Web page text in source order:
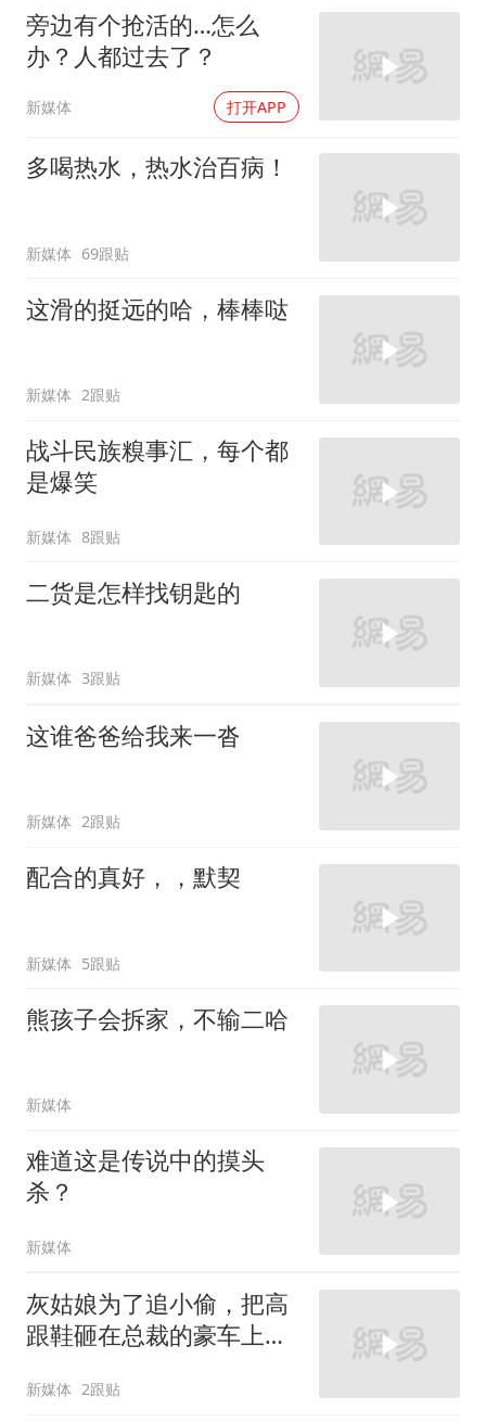
旁边有个抢活的…怎么
办？人都过去了？
新媒体 打开APP
多喝热水，热水治百病！
新媒体 69跟贴
这滑的挺远的哈，棒棒哒
新媒体 2跟贴
战斗民族糗事汇，每个都
是爆笑
新媒体 8跟贴
二货是怎样找钥匙的
新媒体 3跟贴
这谁爸爸给我来一沓
新媒体 2跟贴
配合的真好，，默契
新媒体 5跟贴
熊孩子会拆家，不输二哈
新媒体
难道这是传说中的摸头
杀？
新媒体
灰姑娘为了追小偷，把高
跟鞋砸在总裁的豪车上，
新媒体 2跟贴